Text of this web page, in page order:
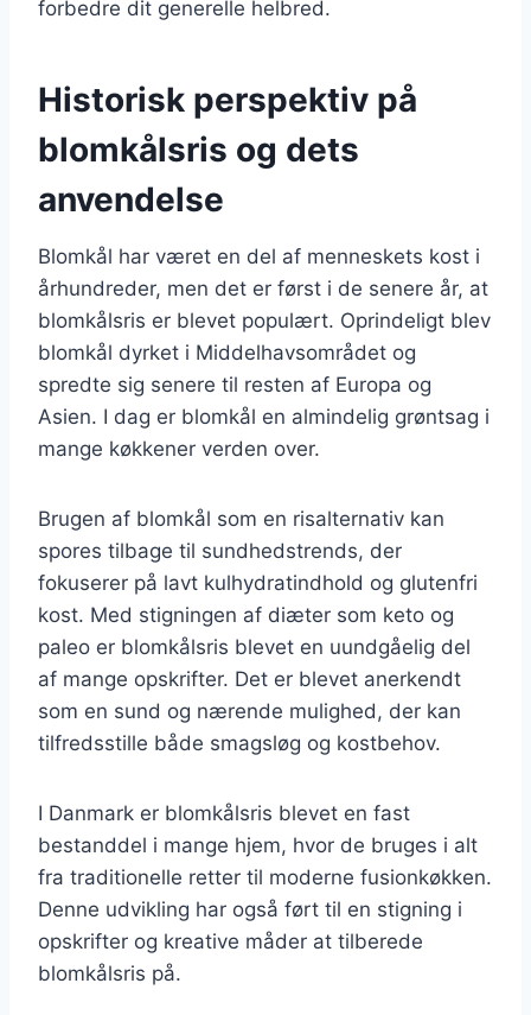
forbedre dit generelle helbred.
Historisk perspektiv på
blomkålsris og dets
anvendelse
Blomkål har været en del af menneskets kost i
århundreder, men det er først i de senere år, at
blomkålsris er blevet populært. Oprindeligt blev
blomkål dyrket i Middelhavsområdet og
spredte sig senere til resten af Europa og
Asien. I dag er blomkål en almindelig grøntsag i
mange køkkener verden over.
Brugen af blomkål som en risalternativ kan
spores tilbage til sundhedstrends, der
fokuserer på lavt kulhydratindhold og glutenfri
kost. Med stigningen af diæter som keto og
paleo er blomkålsris blevet en uundgåelig del
af mange opskrifter. Det er blevet anerkendt
som en sund og nærende mulighed, der kan
tilfredsstille både smagsløg og kostbehov.
I Danmark er blomkålsris blevet en fast
bestanddel i mange hjem, hvor de bruges i alt
fra traditionelle retter til moderne fusionkøkken.
Denne udvikling har også ført til en stigning i
opskrifter og kreative måder at tilberede
blomkålsris på.